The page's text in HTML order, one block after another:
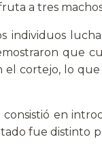
a tres
individuos
que
el cortejo, lo
en
fue distinto